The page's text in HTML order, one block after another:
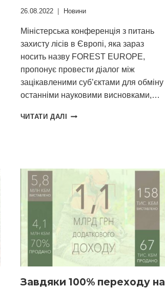
26.08.2022 Новини
Міністерська конференція з питань
захисту лісів в Європі, яка зараз
носить назву FOREST EUROPE,
пропонує провести діалог між
зацікавленими суб’єктами для обміну
останніми науковими висновками,…
ЧИТАТИ ДАЛІ
FOREST
ЛІСОВИМ
СЕКТОРОМ
УКРАЇНИ
Завдяки 100% переходу на